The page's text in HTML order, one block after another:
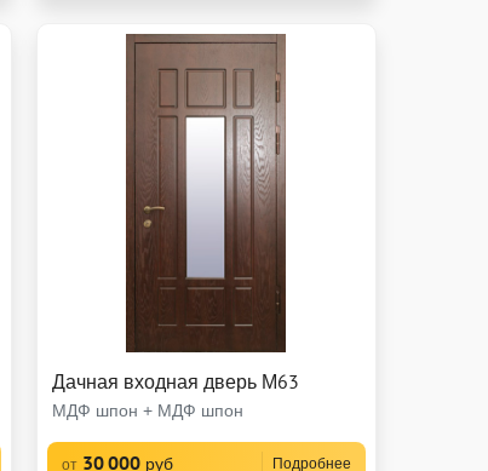
Дачная входная дверь М63
МДФ шпон + МДФ шпон
от 30 000 руб Подробнее